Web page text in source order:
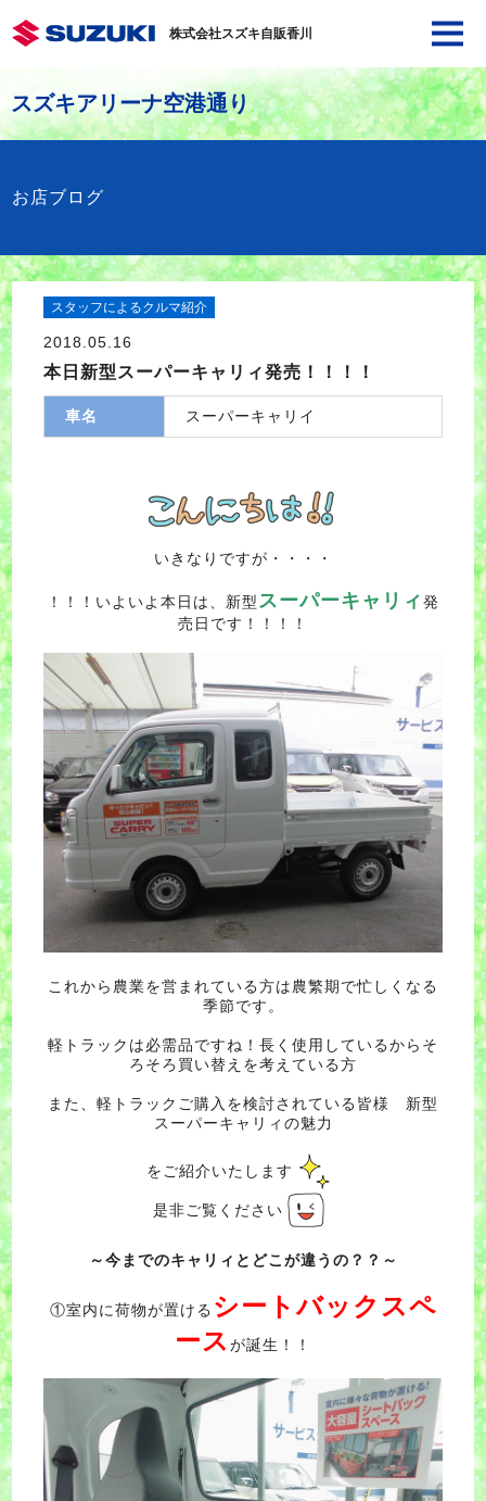
株式会社スズキ自販香川
スズキアリーナ空港通り
お店ブログ
スタッフによるクルマ紹介
2018.05.16
本日新型スーパーキャリィ発売！！！！
車名 スーパーキャリイ
いきなりですが・・・・
！！！いよいよ本日は、新型 スーパーキャリィ発
売日です！！！！
これから農業を営まれている方は農繁期で忙しくなる
季節です。
軽トラックは必需品ですね！長く使用しているからそ
ろそろ買い替えを考えている方
また、軽トラックご購入を検討されている皆様 新型
スーパーキャリィの魅力
をご紹介いたします
是非ご覧ください
～今までのキャリィとどこが違うの？？～
①室内に荷物が置ける シートバックスペ
ース が誕生！！